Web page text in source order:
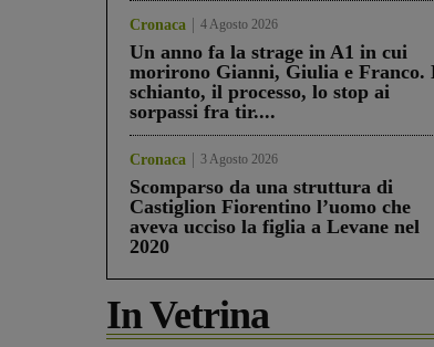
Cronaca 4 Agosto 2026
Un anno fa la strage in A1 in cui
morirono Gianni, Giulia e Franco.
schianto, il processo, lo stop ai
sorpassi fra tir....
Cronaca 3 Agosto 2026
Scomparso da una struttura di
Castiglion Fiorentino l’uomo che
aveva ucciso la figlia a Levane nel
2020
In Vetrina